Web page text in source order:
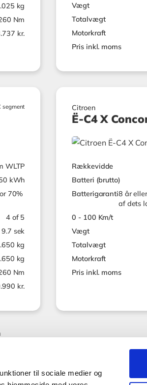
til sociale medier og
kg
Nm
kr.
Vægt
Totalvægt
Motorkraft
Pris inkl. moms
segment
WLTP
kWh
70%
4 of 5
9.7 sek
kg
kg
Nm
kr.
Citroen
Ë-C4 X
Rækkevidde
Batteri (brutto)
Batterigaranti8 år
af dets
0 - 100 Km/t
Vægt
Totalvægt
Motorkraft
Pris inkl. moms